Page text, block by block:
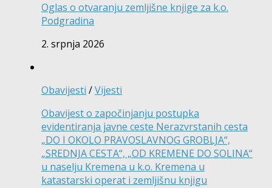
Oglas o otvaranju zemljišne knjige za k.o.
Podgradina
2. srpnja 2026
Obavijesti /Vijesti
Obavijest o započinjanju postupka
evidentiranja javne ceste Nerazvrstanih cesta
„DO I OKOLO PRAVOSLAVNOG GROBLJA“,
„SREDNJA CESTA“, „OD KREMENE DO SOLINA“
u naselju Kremena u k.o. Kremena u
katastarski operat i zemljišnu knjigu